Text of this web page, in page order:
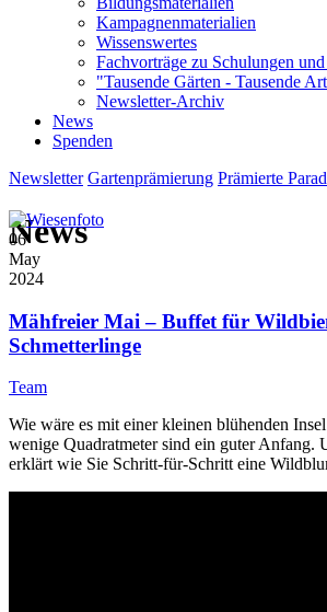
Kampagnenmaterialien
Wissenswertes
Fachvorträge zu Schulungen
"Tausende Gärten - Tausende
Newsletter-Archiv
News
Spenden
Newsletter Gartenprämierung Prämierte
News
06
May
2024
Mähfreier Mai – Buffet für
Schmetterlinge
Team
Wie wäre es mit einer kleinen blühenden
wenige Quadratmeter sind ein guter Anfang.
erklärt wie Sie Schritt-für-Schritt eine